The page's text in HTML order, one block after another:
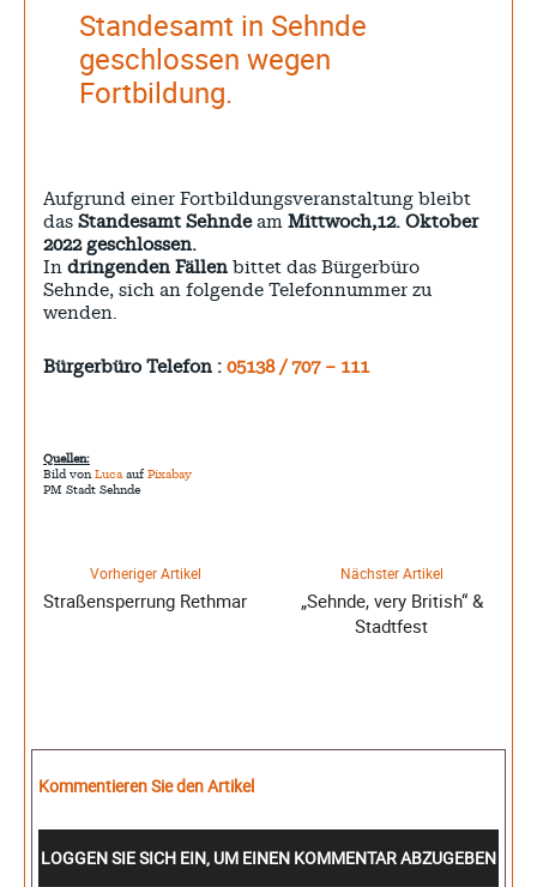
Standesamt in Sehnde
geschlossen wegen
Fortbildung.
Aufgrund einer Fortbildungsveranstaltung bleibt
das Standesamt Sehndeam Mittwoch,12. Oktober
2022 geschlossen.
In dringenden Fällen bittet das Bürgerbüro
Sehnde, sich an folgende Telefonnummer zu
wenden.
Bürgerbüro Telefon : 05138 / 707 – 111
Quellen:
Bild von Luca auf Pixabay
PM Stadt Sehnde
Vorheriger Artikel
Straßensperrung Rethmar
Nächster Artikel
„Sehnde, very British“ &
Stadtfest
Kommentieren Sie den Artikel
LOGGEN SIE SICH EIN, UM EINEN KOMMENTAR ABZUGEBEN